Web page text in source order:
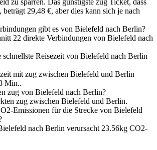
zu sparren. Das günstigste zug Ticket, dass
29,48 €, aber dies kann sich je nach
gibt es von Bielefeld nach Berlin?
22 direkte Verbindungen von Bielefeld nach
schnellste Reisezeit von Bielefeld nach Berlin
mit zug zwischen Bielefeld und Berlin
Min..
zug von Bielefeld nach Berlin?
zug zwischen Bielefeld und Berlin.
Emissionen für die Strecke von Bielefeld
nach Berlin verursacht 23.56kg CO2-